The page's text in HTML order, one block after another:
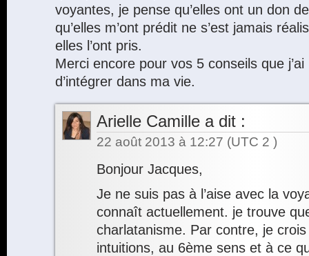
voyantes, je pense qu’elles ont un don
qu’elles m’ont prédit ne s’est jamais
elles l’ont pris.
Merci encore pour vos 5 conseils que j’ai
d’intégrer dans ma vie.
Arielle Camille a dit :
22 août 2013 à 12:27 (UTC 2 )
Bonjour Jacques,
Je ne suis pas à l’aise avec la
connaît actuellement. je trouve
charlatanisme. Par contre, je
intuitions, au 6ème sens et à ce